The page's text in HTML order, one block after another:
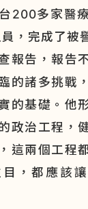
200多家醫
，完成了被
報告，報告
的諸多挑戰
的基礎。他
政治工程，
這兩個工程
，都應該